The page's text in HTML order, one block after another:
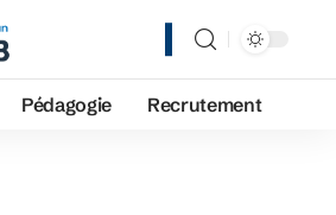
Pédagogie Recrutement